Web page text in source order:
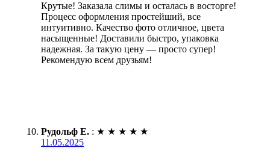
Крутые! Заказала слимы и осталась в восторге!
Процесс оформления простейший, все
интуитивно. Качество фото отличное, цвета
насыщенные! Доставили быстро, упаковка
надежная. За такую цену — просто супер!
Рекомендую всем друзьям!
Рудольф Е. : ★ ★ ★ ★ ★
11.05.2025